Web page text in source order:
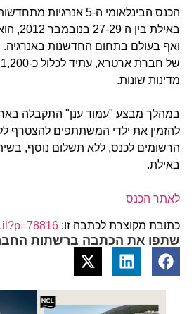
הכנס הבינלאומי ה-5
באילת
ואף בעולם בתחום החדשנות באנרגיה.
מדינות שונות.
במהלך מבצע "עמוד ענן" התקבלה
להזמין את ילדי המשתתפים להצטרף
הרשומים לכנס, ללא תשלום נוסף,
באילת.
לאתר הכנס
כתובת מקוצרת לכתבה זו:
שתפו את הכתבה ברשתות